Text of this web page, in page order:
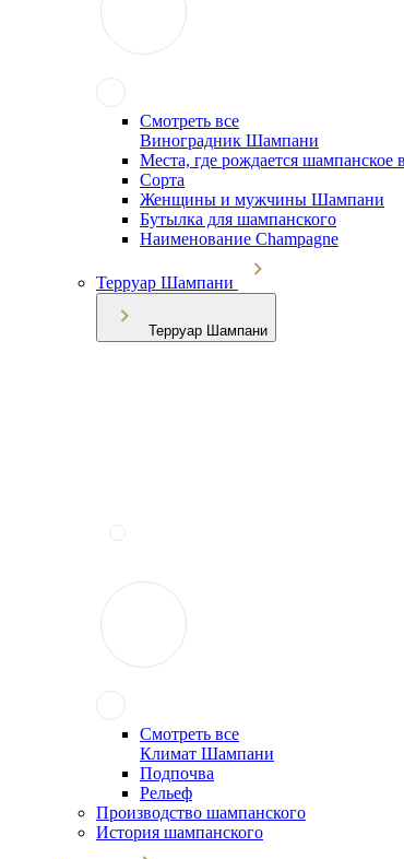
Смотреть все
Виноградник Шампани
Места, где рождается шампанское
Сорта
Женщины и мужчины Шампани
Бутылка для шампанского
Наименование Champagne
Терруар Шампани
Терруар Шампани
Смотреть все
Климат Шампани
Подпочва
Рельеф
Производство шампанского
История шампанского